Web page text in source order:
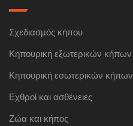
Σχεδιασμός κήπου
Κηπουρική εξωτερικών κήπων
Κηπουρική εσωτερικών κήπων
Εχθροί και ασθένειες
Ζώα και κήπος